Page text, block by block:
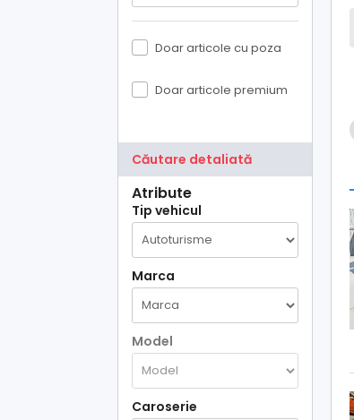
Doar articole cu poza
Doar articole premium
Căutare detaliată
Atribute
Tip vehicul
Marca
Model
Caroserie